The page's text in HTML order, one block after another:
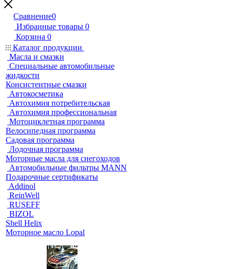
Сравнение0
Избранные товары 0
Корзина 0
Каталог продукции
Масла и смазки
Специальные автомобильные
жидкости
Консистентные смазки
Автокосметика
Автохимия потребительская
Автохимия профессиональная
Мотоциклетная программа
Велосипедная программа
Садовая программа
Лодочная программа
Моторные масла для снегоходов
Автомобильные фильтры MANN
Подарочные сертификаты
Addinol
ReinWell
RUSEFF
BIZOL
Shell Helix
Моторное масло Lopal